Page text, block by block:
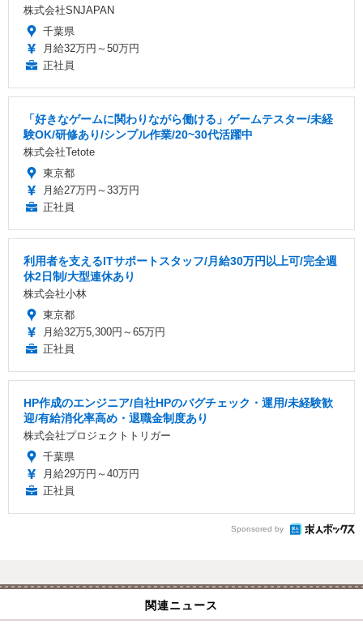
株式会社SNJAPAN
千葉県
月給32万円～50万円
正社員
「好きなゲームに関わりながら働ける」ゲームテスター/未経
験OK/研修あり/シンプル作業/20~30代活躍中
株式会社Tetote
東京都
月給27万円～33万円
正社員
利用者を支えるITサポートスタッフ/月給30万円以上可/完全週
休2日制/大型連休あり
株式会社小林
東京都
月給32万5,300円～65万円
正社員
HP作成のエンジニア/自社HPのバグチェック・運用/未経験歓
迎/有給消化率高め・退職金制度あり
株式会社プロジェクトトリガー
千葉県
月給29万円～40万円
正社員
Sponsored by
関連ニュース